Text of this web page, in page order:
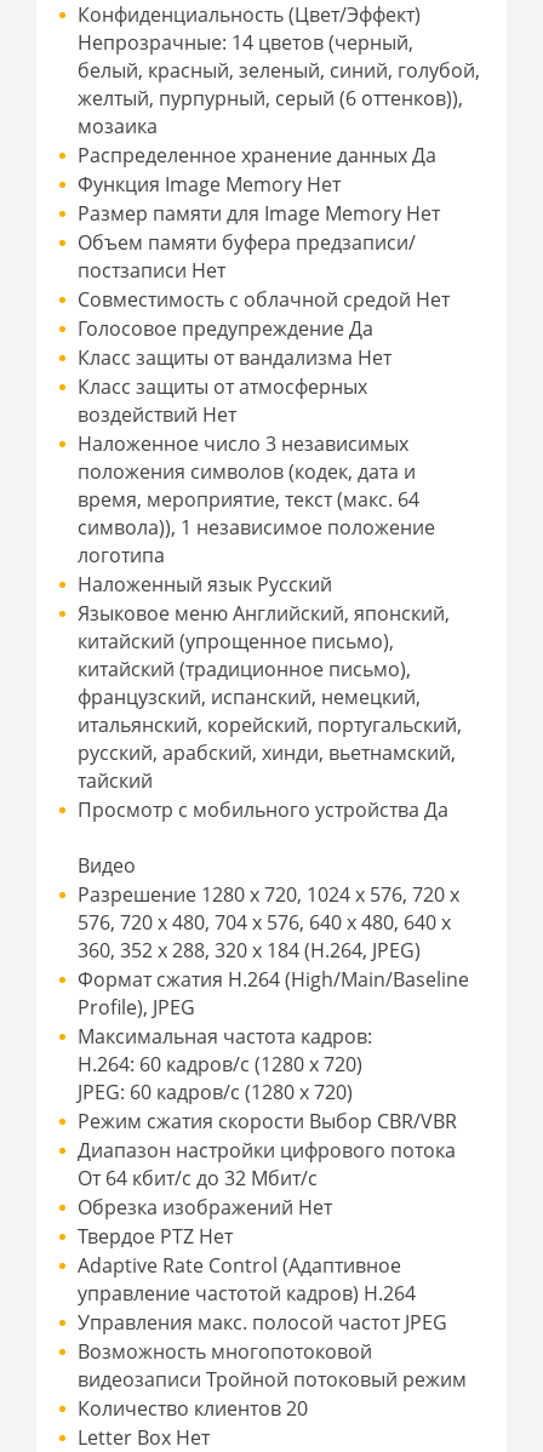
Конфиденциальность (Цвет/Эффект)
Непрозрачные: 14 цветов (черный,
белый, красный, зеленый, синий, голубой,
желтый, пурпурный, серый (6 оттенков)),
мозаика
Распределенное хранение данных Да
Функция Image Memory Нет
Размер памяти для Image Memory Нет
Объем памяти буфера предзаписи/
постзаписи Нет
Совместимость с облачной средой Нет
Голосовое предупреждение Да
Класс защиты от вандализма Нет
Класс защиты от атмосферных
воздействий Нет
Наложенное число 3 независимых
положения символов (кодек, дата и
время, мероприятие, текст (макс. 64
символа)), 1 независимое положение
логотипа
Наложенный язык Русский
Языковое меню Английский, японский,
китайский (упрощенное письмо),
китайский (традиционное письмо),
французский, испанский, немецкий,
итальянский, корейский, португальский,
русский, арабский, хинди, вьетнамский,
тайский
Просмотр с мобильного устройства Да
Видео
Разрешение 1280 x 720, 1024 x 576, 720 x
576, 720 x 480, 704 x 576, 640 x 480, 640 x
360, 352 x 288, 320 x 184 (H.264, JPEG)
Формат сжатия H.264 (High/Main/Baseline
Profile), JPEG
Максимальная частота кадров:
H.264: 60 кадров/с (1280 x 720)
JPEG: 60 кадров/с (1280 x 720)
Режим сжатия скорости Выбор CBR/VBR
Диапазон настройки цифрового потока
От 64 кбит/с до 32 Мбит/с
Обрезка изображений Нет
Твердое PTZ Нет
Adaptive Rate Control (Адаптивное
управление частотой кадров) H.264
Управления макс. полосой частот JPEG
Возможность многопотоковой
видеозаписи Тройной потоковый режим
Количество клиентов 20
Letter Box Нет